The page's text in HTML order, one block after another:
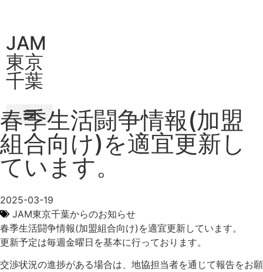
JAM
東京
千葉
春季生活闘争情報(加盟
組合向け)を適宜更新し
ています。
2025-03-19
JAM東京千葉からのお知らせ
春季生活闘争情報(加盟組合向け)を適宜更新しています。
更新予定は毎週金曜日を基本に行っております。
交渉状況の進捗がある場合は、地協担当者を通じて報告をお願